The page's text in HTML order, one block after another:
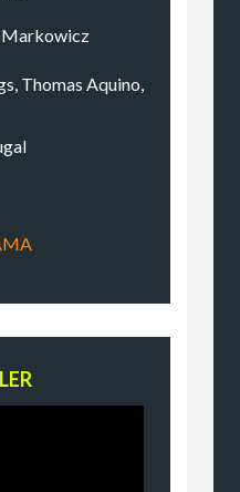
Markowicz
Thomas Aquino,